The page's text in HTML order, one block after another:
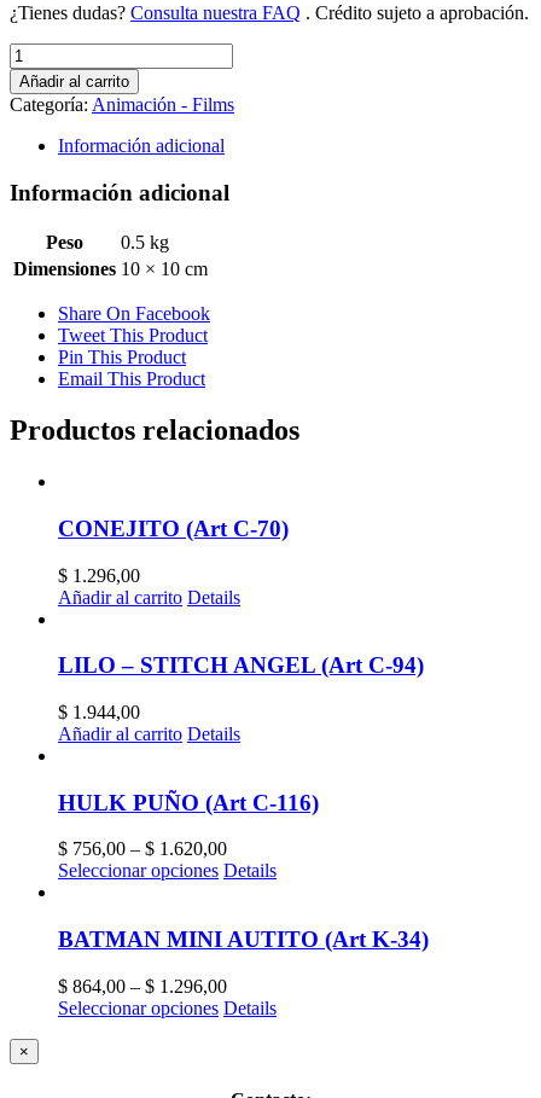
¿Tienes dudas? Consulta nuestra FAQ . Crédito sujeto a aprobación.
GATITOS
BOLSILLO
Mod.
3
(Art
732)
cantidad
Añadir al carrito
Categoría: Animación - Films
Información adicional
Información adicional
Peso
0.5 kg
Dimensiones 10 × 10 cm
Share On Facebook
Tweet This Product
Pin This Product
Email This Product
Productos relacionados
CONEJITO (Art C-70)
$ 1.296,00
Añadir al carrito Details
LILO – STITCH ANGEL (Art C-94)
$ 1.944,00
Añadir al carrito Details
HULK PUÑO (Art C-116)
$ 756,00 – $ 1.620,00
Seleccionar opciones Details
BATMAN MINI AUTITO (Art K-34)
$ 864,00 – $ 1.296,00
Seleccionar opciones Details
Close
product
×